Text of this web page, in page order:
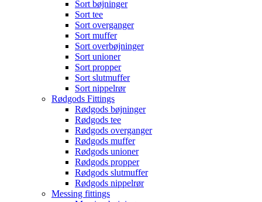
Sort bøjninger
Sort tee
Sort overganger
Sort muffer
Sort overbøjninger
Sort unioner
Sort propper
Sort slutmuffer
Sort nippelrør
Rødgods Fittings
Rødgods bøjninger
Rødgods tee
Rødgods overganger
Rødgods muffer
Rødgods unioner
Rødgods propper
Rødgods slutmuffer
Rødgods nippelrør
Messing fittings